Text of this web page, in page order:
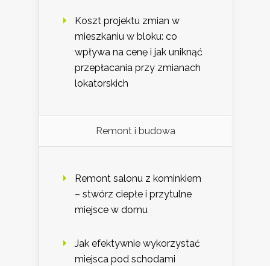
Koszt projektu zmian w
mieszkaniu w bloku: co
wpływa na cenę i jak uniknąć
przepłacania przy zmianach
lokatorskich
Remont i budowa
Remont salonu z kominkiem
– stwórz ciepłe i przytulne
miejsce w domu
Jak efektywnie wykorzystać
miejsca pod schodami